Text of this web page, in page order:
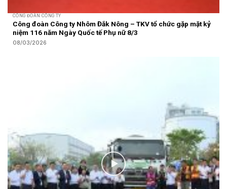
CÔNG ĐOÀN CÔNG TY
Công đoàn Công ty Nhôm Đắk Nông – TKV tổ chức gặp mặt kỷ
niệm 116 năm Ngày Quốc tế Phụ nữ 8/3
08/03/2026